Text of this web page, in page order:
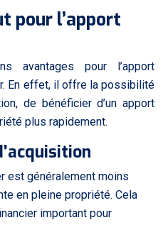
pour l’apport
avantages pour l’apport
En effet, il offre la possibilité
de bénéficier d’un apport
plus rapidement.
est généralement moins
en pleine propriété. Cela
important pour